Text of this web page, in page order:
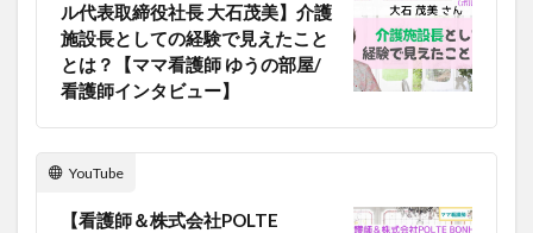
ル代表取締役社長 大石茂美】介護
施設長としての経験で見えたこと
とは？【ママ看護師 ゆうの部屋/
看護師インタビュー】
YouTube
【看護師＆株式会社POLTE